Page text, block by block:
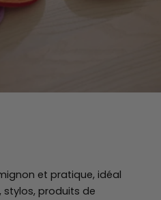
et pratique, idéal
stylos, produits de